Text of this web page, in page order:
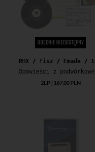
OBECNIE NIEDOSTĘPNY
2LP | 167,00 PLN